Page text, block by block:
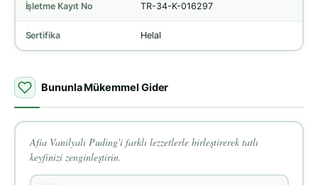
İşletme Kayıt No TR-34-K-016297
Sertifika Helal
Bununla Mükemmel Gider
Afia Vanilyalı Puding'i farklı lezzetlerle birleştirerek tatlı
keyfinizi zenginleştirin.